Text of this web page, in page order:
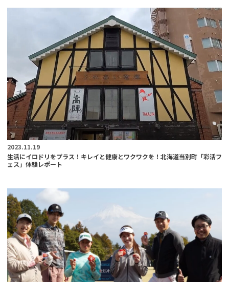
2023.11.19
生活にイロドリをプラス！キレイと健康とワクワクを！北海道当別町「彩活フ
ェス」体験レポート